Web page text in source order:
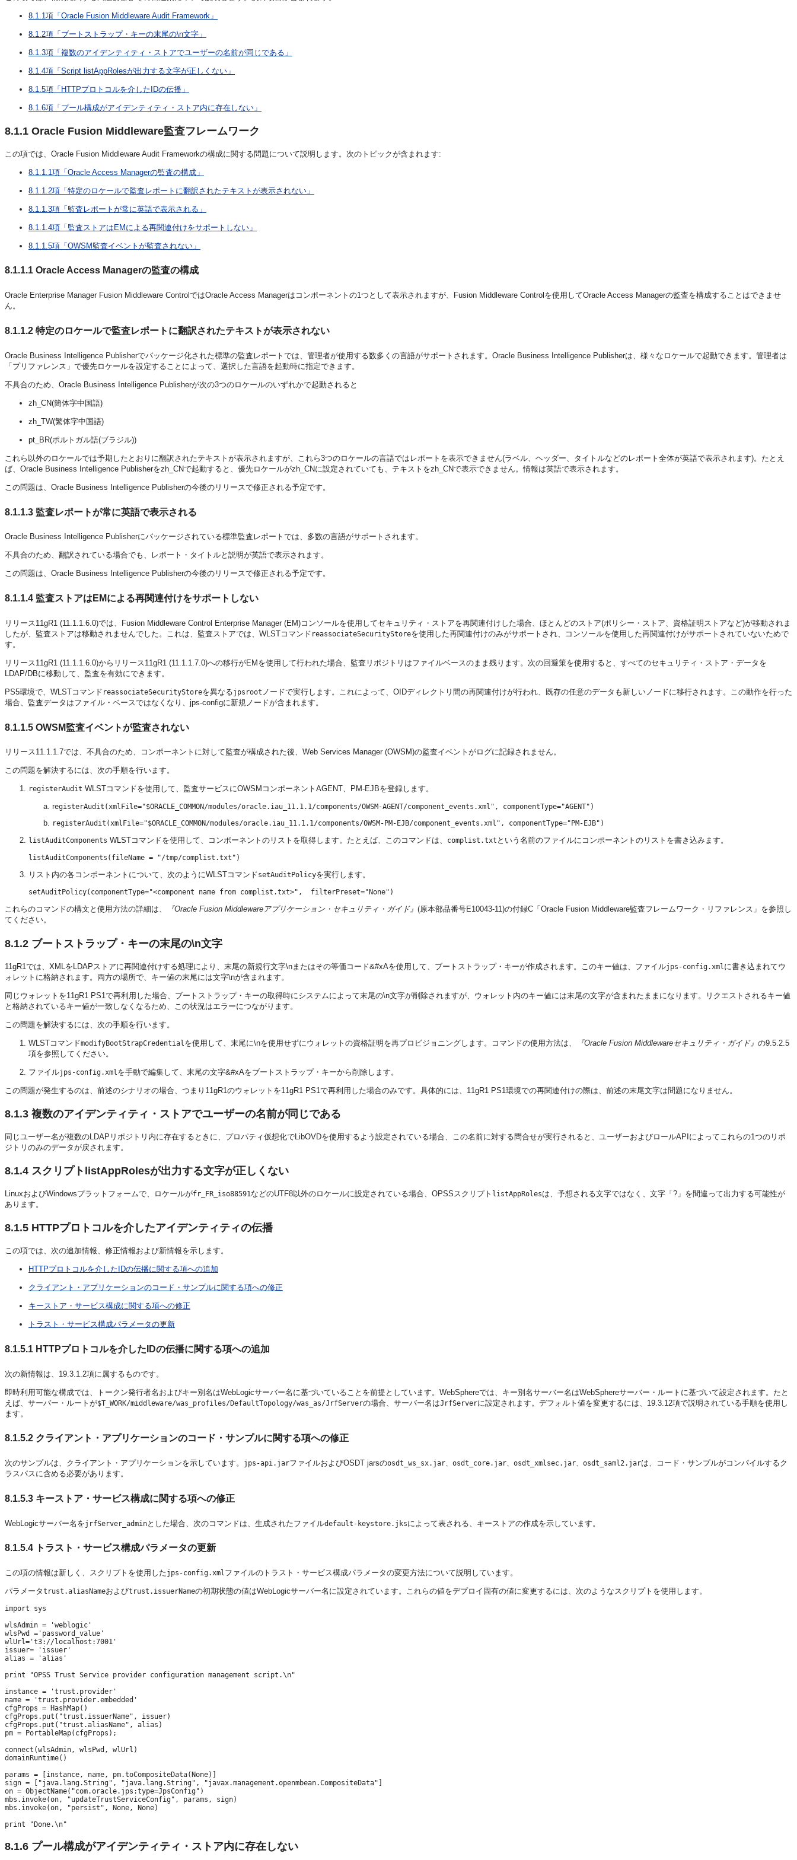
8.1.1項「Oracle Fusion Middleware Audit Framework」
8.1.2項「ブートストラップ・キーの末尾の\n文字」
8.1.3項「複数のアイデンティティ・ストアでユーザーの名前が同じである」
8.1.4項「Script listAppRolesが出力する文字が正しくない」
8.1.5項「HTTPプロトコルを介したIDの伝播」
8.1.6項「プール構成がアイデンティティ・ストア内に存在しない」
8.1.1 Oracle Fusion Middleware監査フレームワーク
この項では、Oracle Fusion Middleware Audit Frameworkの構成に関する問題について説明します。次のトピックが含まれます:
8.1.1.1項「Oracle Access Managerの監査の構成」
8.1.1.2項「特定のロケールで監査レポートに翻訳されたテキストが表示されない」
8.1.1.3項「監査レポートが常に英語で表示される」
8.1.1.4項「監査ストアはEMによる再関連付けをサポートしない」
8.1.1.5項「OWSM監査イベントが監査されない」
8.1.1.1 Oracle Access Managerの監査の構成
Oracle Enterprise Manager Fusion Middleware ControlではOracle Access Managerはコンポーネントの1つとして表示されますが、Fusion Middleware Controlを使用してOracle Access Managerの監査を構成することはできませ
ん。
8.1.1.2 特定のロケールで監査レポートに翻訳されたテキストが表示されない
Oracle Business Intelligence Publisherでパッケージ化された標準の監査レポートでは、管理者が使用する数多くの言語がサポートされます。Oracle Business Intelligence Publisherは、様々なロケールで起動できます。管理者は
「プリファレンス」で優先ロケールを設定することによって、選択した言語を起動時に指定できます。
不具合のため、Oracle Business Intelligence Publisherが次の3つのロケールのいずれかで起動されると
zh_CN(簡体字中国語)
zh_TW(繁体字中国語)
pt_BR(ポルトガル語(ブラジル))
これら以外のロケールでは予期したとおりに翻訳されたテキストが表示されますが、これら3つのロケールの言語ではレポートを表示できません(ラベル、ヘッダー、タイトルなどのレポート全体が英語で表示されます)。たとえ
ば、Oracle Business Intelligence Publisherをzh_CNで起動すると、優先ロケールがzh_CNに設定されていても、テキストをzh_CNで表示できません。情報は英語で表示されます。
この問題は、Oracle Business Intelligence Publisherの今後のリリースで修正される予定です。
8.1.1.3 監査レポートが常に英語で表示される
Oracle Business Intelligence Publisherにパッケージされている標準監査レポートでは、多数の言語がサポートされます。
不具合のため、翻訳されている場合でも、レポート・タイトルと説明が英語で表示されます。
この問題は、Oracle Business Intelligence Publisherの今後のリリースで修正される予定です。
8.1.1.4 監査ストアはEMによる再関連付けをサポートしない
リリース11gR1 (11.1.1.6.0)では、Fusion Middleware Control Enterprise Manager (EM)コンソールを使用してセキュリティ・ストアを再関連付けした場合、ほとんどのストア(ポリシー・ストア、資格証明ストアなど)が移動されま
したが、監査ストアは移動されませんでした。これは、監査ストアでは、WLSTコマンド reassociateSecurityStoreを使用した再関連付けのみがサポートされ、コンソールを使用した再関連付けがサポートされていないためで
す。
リリース11gR1 (11.1.1.6.0)からリリース11gR1 (11.1.1.7.0)への移行がEMを使用して行われた場合、監査リポジトリはファイルベースのまま残ります。次の回避策を使用すると、すべてのセキュリティ・ストア・データを
LDAP/DBに移動して、監査を有効にできます。
PS5環境で、WLSTコマンド reassociateSecurityStoreを異なるjpsroot ノードで実行します。これによって、OIDディレクトリ間の再関連付けが行われ、既存の任意のデータも新しいノードに移行されます。この動作を行った
場合、監査データはファイル・ベースではなくなり、jps-configに新規ノードが含まれます。
8.1.1.5 OWSM監査イベントが監査されない
リリース11.1.1.7では、不具合のため、コンポーネントに対して監査が構成された後、Web Services Manager (OWSM)の監査イベントがログに記録されません。
この問題を解決するには、次の手順を行います。
registerAudit WLSTコマンドを使用して、監査サービスにOWSMコンポーネントAGENT、PM-EJBを登録します。
registerAudit(xmlFile="$ORACLE_COMMON/modules/oracle.iau_11.1.1/components/OWSM-AGENT/component_events.xml", componentType="AGENT")
registerAudit(xmlFile="$ORACLE_COMMON/modules/oracle.iau_11.1.1/components/OWSM-PM-EJB/component_events.xml", componentType="PM-EJB")
listAuditComponents WLSTコマンドを使用して、コンポーネントのリストを取得します。たとえば、このコマンドは、 complist.txt という名前のファイルにコンポーネントのリストを書き込みます。
リスト内の各コンポーネントについて、次のようにWLSTコマンドsetAuditPolicyを実行します。
これらのコマンドの構文と使用方法の詳細は、 『Oracle Fusion Middlewareアプリケーション・セキュリティ・ガイド』 (原本部品番号E10043-11)の付録C「Oracle Fusion Middleware監査フレームワーク・リファレンス」を参照し
てください。
8.1.2 ブートストラップ・キーの末尾の\n文字
11gR1では、XMLをLDAPストアに再関連付けする処理により、末尾の新規行文字\nまたはその等価コード&#xAを使用して、ブートストラップ・キーが作成されます。このキー値は、ファイルjps-config.xml に書き込まれてウ
ォレットに格納されます。両方の場所で、キー値の末尾には文字\nが含まれます。
同じウォレットを11gR1 PS1で再利用した場合、ブートストラップ・キーの取得時にシステムによって末尾の\n文字が削除されますが、ウォレット内のキー値には末尾の文字が含まれたままになります。リクエストされるキー値
と格納されているキー値が一致しなくなるため、この状況はエラーにつながります。
この問題を解決するには、次の手順を行います。
WLSTコマンドmodifyBootStrapCredential を使用して、末尾に\nを使用せずにウォレットの資格証明を再プロビジョニングします。コマンドの使用方法は、 『Oracle Fusion Middlewareセキュリティ・ガイド』 の9.5.2.5
項を参照してください。
ファイルjps-config.xml を手動で編集して、末尾の文字&#xAをブートストラップ・キーから削除します。
この問題が発生するのは、前述のシナリオの場合、つまり11gR1のウォレットを11gR1 PS1で再利用した場合のみです。具体的には、11gR1 PS1環境での再関連付けの際は、前述の末尾文字は問題になりません。
8.1.3 複数のアイデンティティ・ストアでユーザーの名前が同じである
同じユーザー名が複数のLDAPリポジトリ内に存在するときに、プロパティ仮想化でLibOVDを使用するよう設定されている場合、この名前に対する問合せが実行されると、ユーザーおよびロールAPIによってこれらの1つのリポ
ジトリのみのデータが戻されます。
8.1.4 スクリプトlistAppRolesが出力する文字が正しくない
LinuxおよびWindowsプラットフォームで、ロケールがfr_FR_iso88591などのUTF8以外のロケールに設定されている場合、OPSSスクリプト listAppRolesは、予想される文字ではなく、文字「?」を間違って出力する可能性が
あります。
8.1.5 HTTPプロトコルを介したアイデンティティの伝播
この項では、次の追加情報、修正情報および新情報を示します。
HTTPプロトコルを介したIDの伝播に関する項への追加
クライアント・アプリケーションのコード・サンプルに関する項への修正
キーストア・サービス構成に関する項への修正
トラスト・サービス構成パラメータの更新
8.1.5.1 HTTPプロトコルを介したIDの伝播に関する項への追加
次の新情報は、19.3.1.2項に属するものです。
即時利用可能な構成では、トークン発行者名およびキー別名はWebLogicサーバー名に基づいていることを前提としています。WebSphereでは、キー別名サーバー名はWebSphereサーバー・ルートに基づいて設定されます。たと
えば、サーバー・ルートが$T_WORK/middleware/was_profiles/DefaultTopology/was_as/JrfServerの場合、サーバー名はJrfServerに設定されます。デフォルト値を変更するには、19.3.12項で説明されている手順を使用し
ます。
8.1.5.2 クライアント・アプリケーションのコード・サンプルに関する項への修正
次のサンプルは、クライアント・アプリケーションを示しています。 jps-api.jarファイルおよびOSDT jarsのosdt_ws_sx.jar、osdt_core.jar、osdt_xmlsec.jar、osdt_saml2.jarは、コード・サンプルがコンパイルするク
ラスパスに含める必要があります。
8.1.5.3 キーストア・サービス構成に関する項への修正
WebLogicサーバー名をjrfServer_adminとした場合、次のコマンドは、生成されたファイルdefault-keystore.jksによって表される、キーストアの作成を示しています。
8.1.5.4 トラスト・サービス構成パラメータの更新
この項の情報は新しく、スクリプトを使用したjps-config.xmlファイルのトラスト・サービス構成パラメータの変更方法について説明しています。
パラメータtrust.aliasNameおよびtrust.issuerNameの初期状態の値はWebLogicサーバー名に設定されています。これらの値をデプロイ固有の値に変更するには、次のようなスクリプトを使用します。
import sys
wlsAdmin = 'weblogic'
wlsPwd ='password_value'
wlUrl='t3://localhost:7001'
issuer= 'issuer'
alias = 'alias'
print "OPSS Trust Service provider configuration management script.\n"
instance = 'trust.provider'
name = 'trust.provider.embedded'
cfgProps = HashMap()
cfgProps.put("trust.issuerName", issuer)
cfgProps.put("trust.aliasName", alias)
pm = PortableMap(cfgProps);
connect(wlsAdmin, wlsPwd, wlUrl)
domainRuntime()
params = [instance, name, pm.toCompositeData(None)]
sign = ["java.lang.String", "java.lang.String", "javax.management.openmbean.CompositeData"]
on = ObjectName("com.oracle.jps:type=JpsConfig")
mbs.invoke(on, "updateTrustServiceConfig", params, sign)
mbs.invoke(on, "persist", None, None)
8.1.6 プール構成がアイデンティティ・ストア内に存在しない